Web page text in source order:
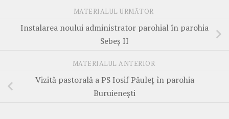
MATERIALUL URMĂTOR
Instalarea noului administrator parohial în parohia
Sebeș II
MATERIALUL ANTERIOR
Vizită pastorală a PS Iosif Păuleț în parohia
Buruienești